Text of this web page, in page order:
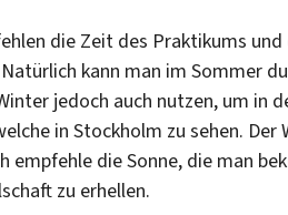
die Zeit des Praktikums
kann man im Sommer
jedoch auch nutzen, um in
in Stockholm zu sehen.
empfehle die Sonne, die man
zu erhellen.